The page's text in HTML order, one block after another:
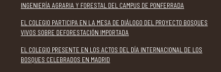
INGENIERÍA AGRARIA Y FORESTAL DEL CAMPUS DE PONFERRADA
EL COLEGIO PARTICIPA EN LA MESA DE DIÁLOGO DEL PROYECTO BOSQUES
VIVOS SOBRE DEFORESTACIÓN IMPORTADA
EL COLEGIO PRESENTE EN LOS ACTOS DEL DÍA INTERNACIONAL DE LOS
BOSQUES CELEBRADOS EN MADRID